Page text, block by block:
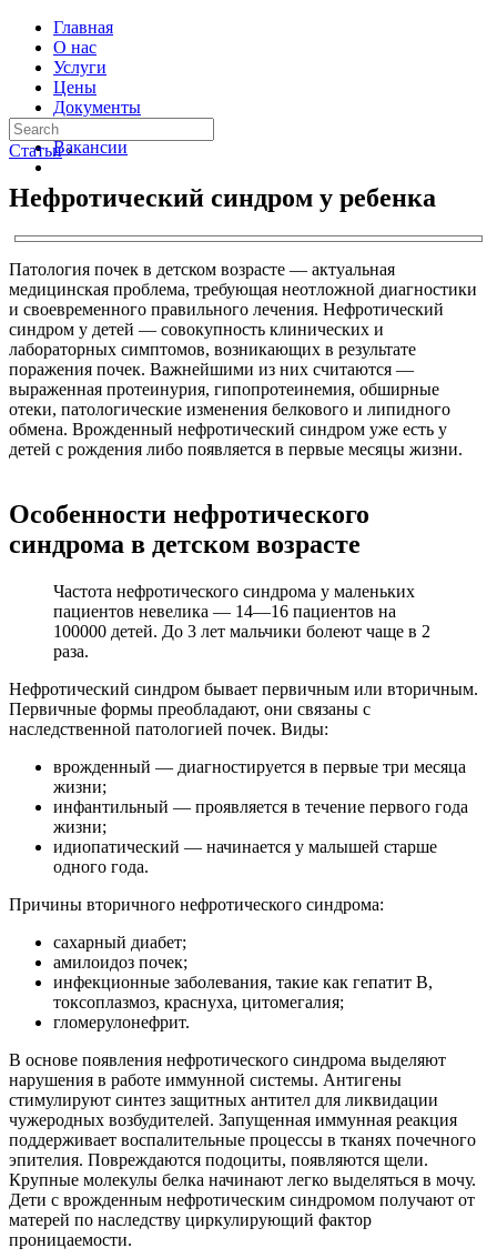
Главная
О нас
Услуги
Цены
Документы
Контакты
Вакансии
Статьи ›
Нефротический синдром у ребенка
Патология почек в детском возрасте — актуальная
медицинская проблема, требующая неотложной диагностики
и своевременного правильного лечения. Нефротический
синдром у детей — совокупность клинических и
лабораторных симптомов, возникающих в результате
поражения почек. Важнейшими из них считаются —
выраженная протеинурия, гипопротеинемия, обширные
отеки, патологические изменения белкового и липидного
обмена. Врожденный нефротический синдром уже есть у
детей с рождения либо появляется в первые месяцы жизни.
Особенности нефротического
синдрома в детском возрасте
Частота нефротического синдрома у маленьких
пациентов невелика — 14—16 пациентов на
100000 детей. До 3 лет мальчики болеют чаще в 2
раза.
Нефротический синдром бывает первичным или вторичным.
Первичные формы преобладают, они связаны с
наследственной патологией почек. Виды:
врожденный — диагностируется в первые три месяца
жизни;
инфантильный — проявляется в течение первого года
жизни;
идиопатический — начинается у малышей старше
одного года.
Причины вторичного нефротического синдрома:
сахарный диабет;
амилоидоз почек;
инфекционные заболевания, такие как гепатит В,
токсоплазмоз, краснуха, цитомегалия;
гломерулонефрит.
В основе появления нефротического синдрома выделяют
нарушения в работе иммунной системы. Антигены
стимулируют синтез защитных антител для ликвидации
чужеродных возбудителей. Запущенная иммунная реакция
поддерживает воспалительные процессы в тканях почечного
эпителия. Повреждаются подоциты, появляются щели.
Крупные молекулы белка начинают легко выделяться в мочу.
Дети с врожденным нефротическим синдромом получают от
матерей по наследству циркулирующий фактор
проницаемости.